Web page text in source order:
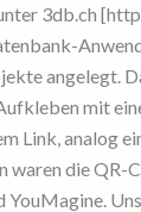
3db.ch
angelegt.
mit
Link, analog
waren die QR-
YouMagine.